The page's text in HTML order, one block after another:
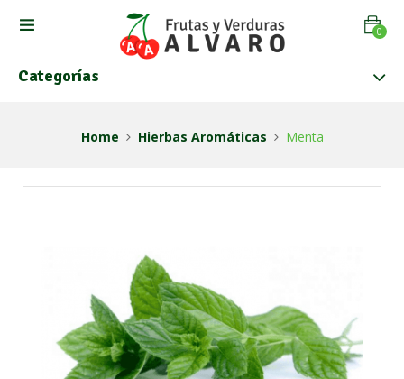
0
Categorías
Home Hierbas Aromáticas Menta